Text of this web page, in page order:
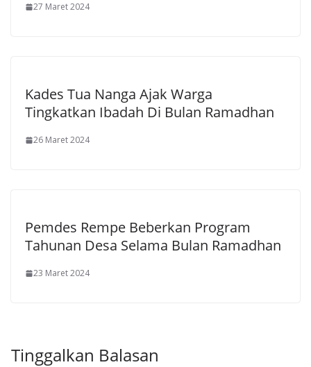
27 Maret 2024
Kades Tua Nanga Ajak Warga
Tingkatkan Ibadah Di Bulan Ramadhan
26 Maret 2024
Pemdes Rempe Beberkan Program
Tahunan Desa Selama Bulan Ramadhan
23 Maret 2024
Tinggalkan Balasan